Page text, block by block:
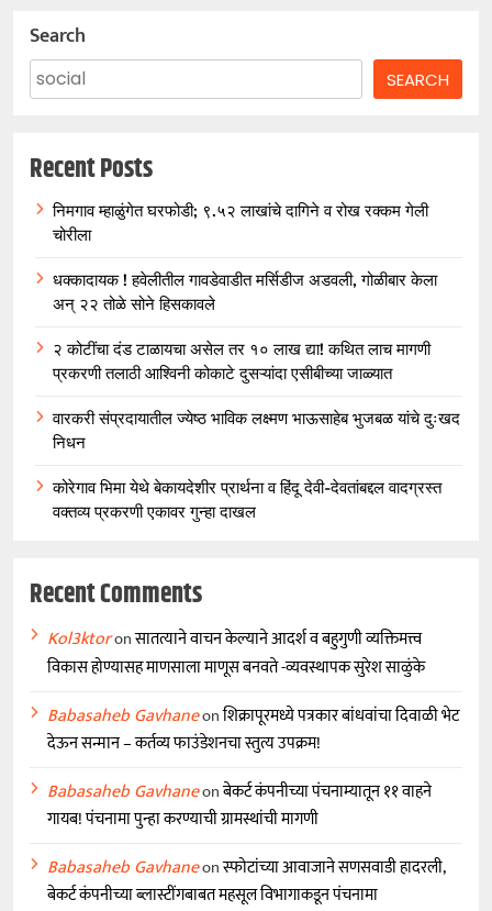
Search
SEARCH
Recent Posts
निमगाव म्हाळुंगेत घरफोडी; ९.५२ लाखांचे दागिने व रोख रक्कम गेली
चोरीला
धक्कादायक ! हवेलीतील गावडेवाडीत मर्सिडीज अडवली, गोळीबार केला
अन् २२ तोळे सोने हिसकावले
२ कोटींचा दंड टाळायचा असेल तर १० लाख द्या! कथित लाच मागणी
प्रकरणी तलाठी आश्विनी कोकाटे दुसऱ्यांदा एसीबीच्या जाळ्यात
वारकरी संप्रदायातील ज्येष्ठ भाविक लक्ष्मण भाऊसाहेब भुजबळ यांचे दुःखद
निधन
कोरेगाव भिमा येथे बेकायदेशीर प्रार्थना व हिंदू देवी-देवतांबद्दल वादग्रस्त
वक्तव्य प्रकरणी एकावर गुन्हा दाखल
Recent Comments
Kol3ktoronसातत्याने वाचन केल्याने आदर्श व बहुगुणी व्यक्तिमत्त्व
विकास होण्यासह माणसाला माणूस बनवते -व्यवस्थापक सुरेश साळुंके
Babasaheb Gavhaneonशिक्रापूरमध्ये पत्रकार बांधवांचा दिवाळी भेट
देऊन सन्मान – कर्तव्य फाउंडेशनचा स्तुत्य उपक्रम!
Babasaheb Gavhaneonबेकर्ट कंपनीच्या पंचनाम्यातून ११ वाहने
गायब! पंचनामा पुन्हा करण्याची ग्रामस्थांची मागणी
Babasaheb Gavhaneonस्फोटांच्या आवाजाने सणसवाडी हादरली,
बेकर्ट कंपनीच्या ब्लास्टींगबाबत महसूल विभागाकडून पंचनामा